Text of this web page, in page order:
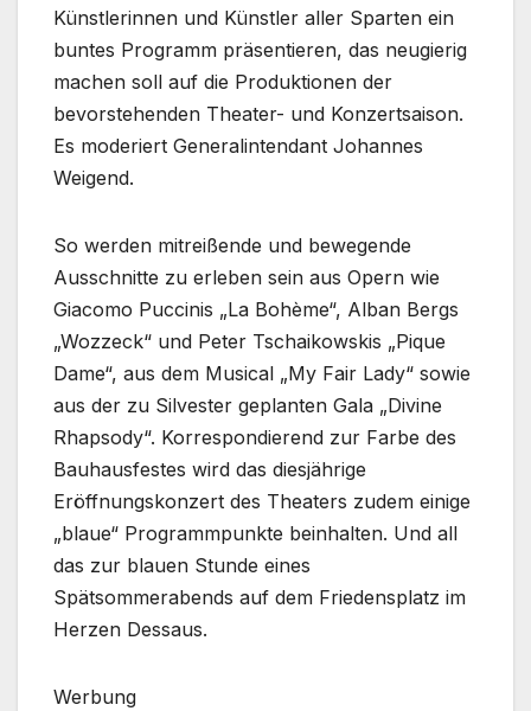
Künstlerinnen und Künstler aller Sparten ein
buntes Programm präsentieren, das neugierig
machen soll auf die Produktionen der
bevorstehenden Theater- und Konzertsaison.
Es moderiert Generalintendant Johannes
Weigend.
So werden mitreißende und bewegende
Ausschnitte zu erleben sein aus Opern wie
Giacomo Puccinis „La Bohème“, Alban Bergs
„Wozzeck“ und Peter Tschaikowskis „Pique
Dame“, aus dem Musical „My Fair Lady“ sowie
aus der zu Silvester geplanten Gala „Divine
Rhapsody“. Korrespondierend zur Farbe des
Bauhausfestes wird das diesjährige
Eröffnungskonzert des Theaters zudem einige
„blaue“ Programmpunkte beinhalten. Und all
das zur blauen Stunde eines
Spätsommerabends auf dem Friedensplatz im
Herzen Dessaus.
Werbung